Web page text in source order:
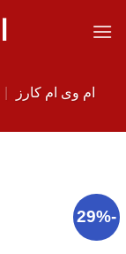
ام وی ام کارز
-29%